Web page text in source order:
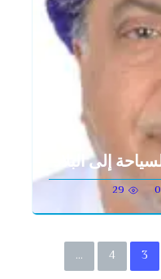
إلى البلاد
0
29
3
4
…